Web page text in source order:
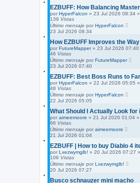
EZBUFF: How Balancing
por HyperFalcon » 23 Jul 2026 08:34
139 Vistas
Último mensaje por HyperFalcon
23 Jul 2026 08:34
How EZBUFF Improves the
por FutureMapper» 23 Jul 2026 07:40
46 Vistas
Último mensaje por FutureMapper
23 Jul 2026 07:40
EZBUFF: Best Boss Runs to
por HyperFalcon » 22 Jul 2026 05:05
48 Vistas
Último mensaje por HyperFalcon
22 Jul 2026 05:05
What Should I Actually Look
por aimeemoore » 21 Jul 2026 01:04
66 Vistas
Último mensaje por aimeemoore
21 Jul 2026 01:04
EZBUFF | How to buy Diablo 4
por Lxezwymglb! » 20 Jul 2026 07:27
106 Vistas
Último mensaje por Lxezwymglb!
20 Jul 2026 07:27
Busco schnauzer mini macho